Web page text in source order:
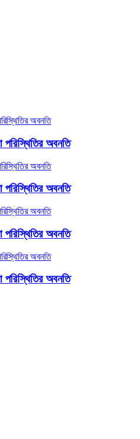
পরিস্থিতির অবনতি
পরিস্থিতির অবনতি
পরিস্থিতির অবনতি
পরিস্থিতির অবনতি